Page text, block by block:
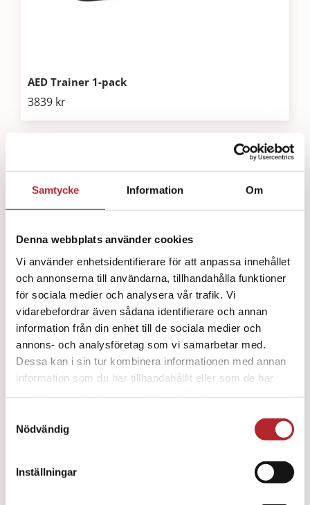
Samtycke Information Om
Denna webbplats använder cookies
Vi använder enhetsidentifierare för att anpassa innehållet
och annonserna till användarna, tillhandahålla funktioner
för sociala medier och analysera vår trafik. Vi
vidarebefordrar även sådana identifierare och annan
information från din enhet till de sociala medier och
annons- och analysföretag som vi samarbetar med.
Dessa kan i sin tur kombinera informationen med annan
information som du har tillhandahållit eller som de har
Nödvändig
Inställningar
AED Trainer 1-pack
3839 kr
AED Trainer Transportväska
767kr